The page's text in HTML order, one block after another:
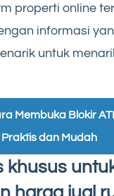
properti online
informasi
untuk
Membuka Blokir
Praktis dan Mudah
khusus
harga jual